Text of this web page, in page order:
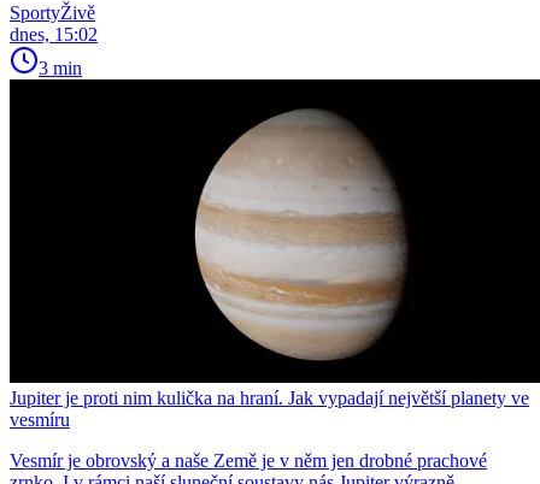
SportyŽivě
dnes, 15:02
3 min
Jupiter je proti nim kulička na hraní. Jak vypadají největší planety ve
vesmíru
Vesmír je obrovský a naše Země je v něm jen drobné prachové